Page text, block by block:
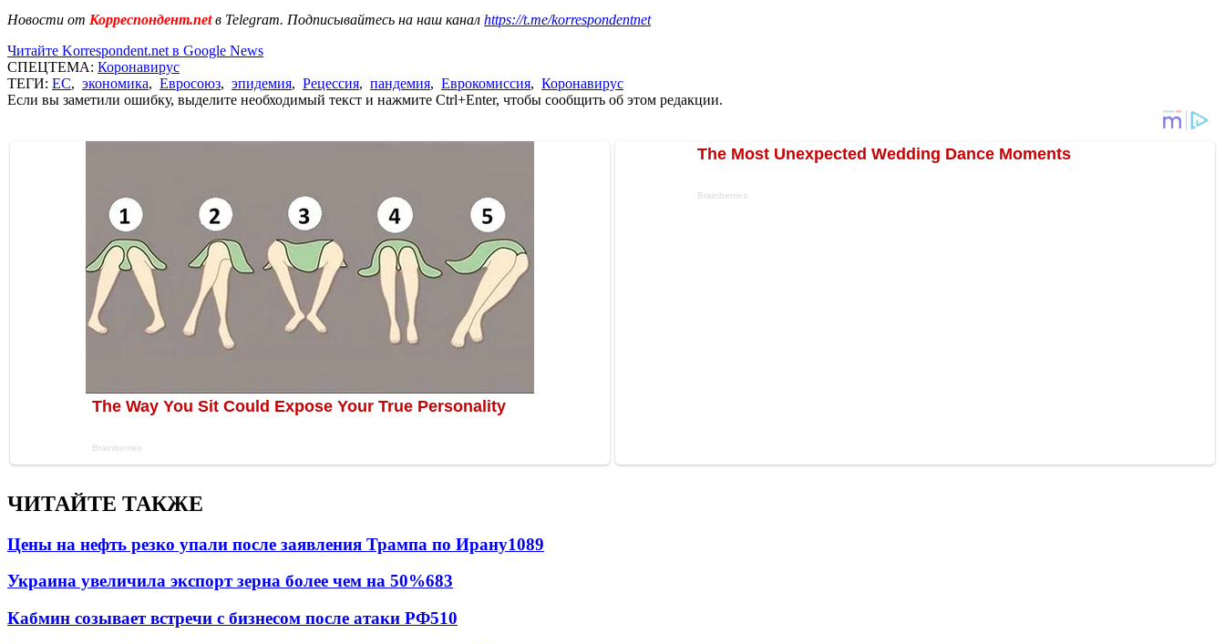
Новости от Корреспондент.netв Telegram. Подписывайтесь на наш канал https://t.me/korrespondentnet
Читайте Korrespondent.net в Google News
СПЕЦТЕМА: Коронавирус
ТЕГИ: ЕС, экономика, Евросоюз, эпидемия, Рецессия, пандемия, Еврокомиссия, Коронавирус
Если вы заметили ошибку, выделите необходимый текст и нажмите Ctrl+Enter, чтобы сообщить об этом редакции.
ЧИТАЙТЕ ТАКЖЕ
Цены на нефть резко упали после заявления Трампа по Ирану1089
Украина увеличила экспорт зерна более чем на 50%683
Кабмин созывает встречи с бизнесом после атаки РФ510